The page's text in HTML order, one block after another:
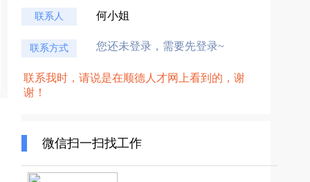
联系人 何小姐
联系方式 您还未登录，需要先登录~
联系我时，请说是在顺德人才网上看到的，谢
谢！
微信扫一扫找工作